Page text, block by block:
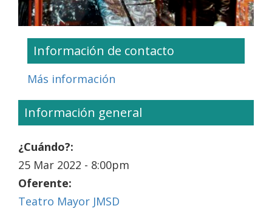
Información de contacto
Más información
Información general
¿Cuándo?:
25 Mar 2022 - 8:00pm
Oferente:
Teatro Mayor JMSD